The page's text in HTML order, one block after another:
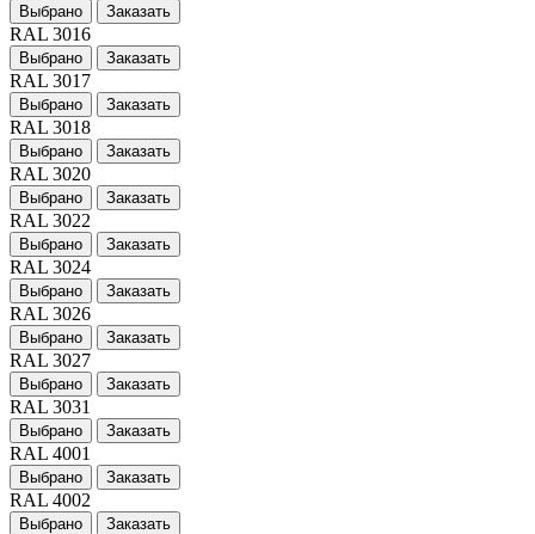
Выбрано Заказать
RAL 3016
Выбрано Заказать
RAL 3017
Выбрано Заказать
RAL 3018
Выбрано Заказать
RAL 3020
Выбрано Заказать
RAL 3022
Выбрано Заказать
RAL 3024
Выбрано Заказать
RAL 3026
Выбрано Заказать
RAL 3027
Выбрано Заказать
RAL 3031
Выбрано Заказать
RAL 4001
Выбрано Заказать
RAL 4002
Выбрано Заказать